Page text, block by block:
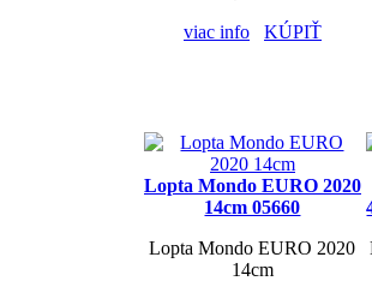
viac info KÚPIŤ
Lopta Mondo EURO 2020
14cm 05660
Lopta Mondo EURO 2020
14cm